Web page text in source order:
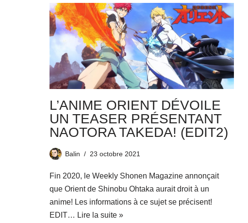
L’ANIME ORIENT DÉVOILE
UN TEASER PRÉSENTANT
NAOTORA TAKEDA! (EDIT2)
Balin 23 octobre 2021
Fin 2020, le Weekly Shonen Magazine annonçait
que Orient de Shinobu Ohtaka aurait droit à un
anime! Les informations à ce sujet se précisent!
EDIT… Lire la suite »